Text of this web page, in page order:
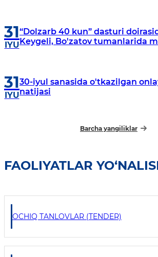
31
IYU
“Dolzarb 40 kun” dasturi
Keygeli, Bo'zatov tumanlarida
31
IYU
30-iyul sanasida o'tkazilgan
natijasi
Barcha yangiliklar
FAOLIYATLAR
OCHIQ TANLOVLAR (TENDER)